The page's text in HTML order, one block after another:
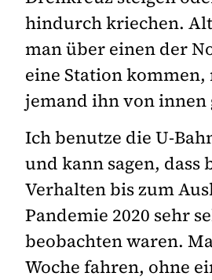
hindurch kriechen.
man über einen der
eine Station kommen,
jemand ihn von innen
Ich benutze die U-
und kann sagen, dass
Verhalten bis zum
Pandemie 2020 sehr
beobachten waren.
Woche fahren, ohne